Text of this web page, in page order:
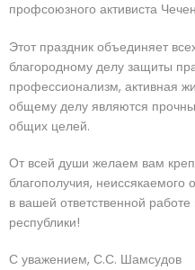
профсоюзного активиста
Этот праздник объединяет
благородному делу защиты
профессионализм, активная
общему делу являются
общих целей.
От всей души желаем вам
благополучия,
в вашей ответственной
республики!
С уважением, С.С. Шамсудов